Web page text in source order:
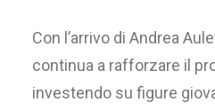
Con l’arrivo di Andrea
continua a rafforzare il
investendo su figure